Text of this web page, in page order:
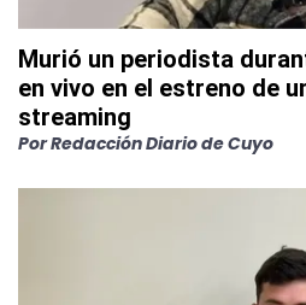
Murió un periodista
en vivo en el estreno de
streaming
PorRedacción Diario de Cuyo